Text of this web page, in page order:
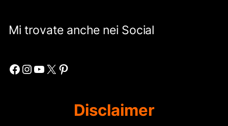
Mi trovate anche nei Social
Facebook Instagram YouTube X Pinterest
Disclaimer